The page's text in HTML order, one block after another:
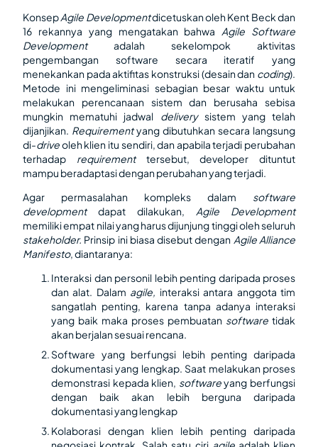
KonsepAgile Developmentdicetuskan oleh Kent Beck dan
16 rekannya yang mengatakan bahwa Agile Software
Development adalah sekelompok aktivitas
pengembangan software secara iteratif yang
menekankan pada aktifitas konstruksi (desain dan coding).
Metode ini mengeliminasi sebagian besar waktu untuk
melakukan perencanaan sistem dan berusaha sebisa
mungkin mematuhi jadwal delivery sistem yang telah
dijanjikan. Requirementyang dibutuhkan secara langsung
di-driveoleh klien itu sendiri, dan apabila terjadi perubahan
terhadap requirement tersebut, developer dituntut
mampu beradaptasi dengan perubahan yang terjadi.
Agar permasalahan kompleks dalam software
development dapat dilakukan, Agile Development
memiliki empat nilai yang harus dijunjung tinggi oleh seluruh
stakeholder. Prinsip ini biasa disebut dengan Agile Alliance
Manifesto, diantaranya:
Interaksi dan personil lebih penting daripada proses
dan alat. Dalam agile, interaksi antara anggota tim
sangatlah penting, karena tanpa adanya interaksi
yang baik maka proses pembuatan software tidak
akan berjalan sesuai rencana.
Software yang berfungsi lebih penting daripada
dokumentasi yang lengkap. Saat melakukan proses
demonstrasi kepada klien, softwareyang berfungsi
dengan baik akan lebih berguna daripada
dokumentasi yang lengkap
Kolaborasi dengan klien lebih penting daripada